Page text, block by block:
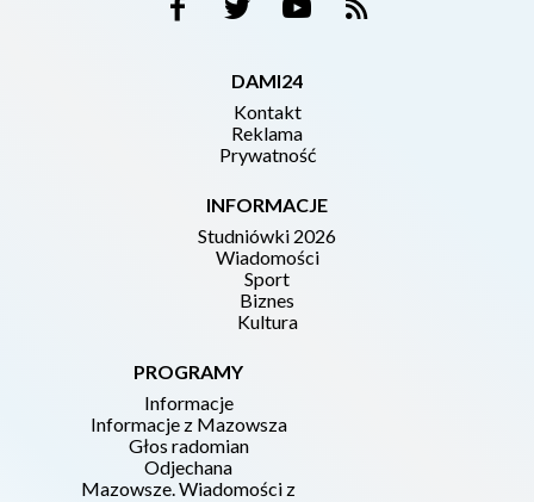
DAMI24
Kontakt
Reklama
Prywatność
INFORMACJE
Studniówki 2026
Wiadomości
Sport
Biznes
Kultura
PROGRAMY
Informacje
Informacje z Mazowsza
Głos radomian
Odjechana
Mazowsze. Wiadomości z